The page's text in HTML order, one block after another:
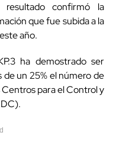
confirmó la
que fue subida a la
año.
ha demostrado ser
un 25% el número de
para el Control y